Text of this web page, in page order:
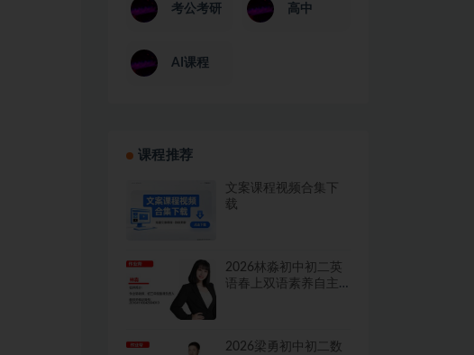
考公考研 高中
AI课程
课程推荐
文案课程视频合集下
载
2026林淼初中初二英
语春上双语素养自主
2026梁勇初中初二数